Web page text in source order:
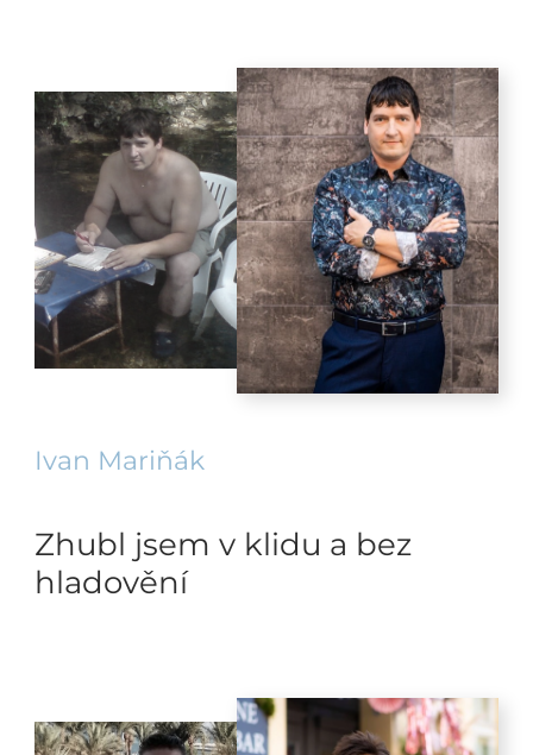
Ivan Mariňák
Zhubl jsem v klidu a bez
hladovění